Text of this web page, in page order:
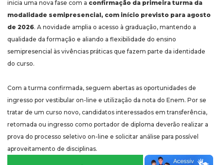
inicia uma nova fase com a confirmação da primeira turma da
modalidade semipresencial, com início previsto para agosto
de 2026. A novidade amplia o acesso à graduação, mantendo a
qualidade da formação e aliando a flexibilidade do ensino
semipresencial às vivências práticas que fazem parte da identidade
do curso.
Com a turma confirmada, seguem abertas as oportunidades de
ingresso por vestibular on-line e utilização da nota do Enem. Por se
tratar de um curso novo, candidatos interessados em transferência,
retomada ou ingresso como portador de diploma deverão realizar a
prova do processo seletivo on-line e solicitar análise para possível
aproveitamento de disciplinas.